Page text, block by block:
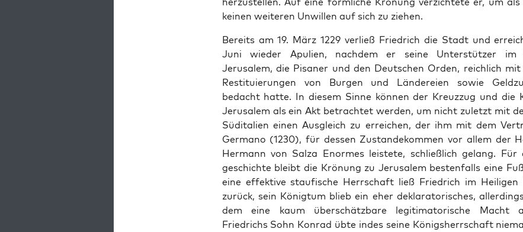
keinen weit­eren Unwillen auf sich zu ziehen.
Bere­its am 19. März 1229 ver­ließ Friedrich die Stadt und
Juni wieder Apulien, nach­dem er seine Unter­stützer im
Jerusalem, die Pisan­er und den Deutschen Orden, reich­lich mit
Resti­tu­ierun­gen von Bur­gen und Län­dereien sowie
bedacht hat­te. In diesem Sinne kön­nen der Kreuz­zug und die
Jerusalem als ein Akt betra­chtet wer­den, um nicht zulet­zt mit
Südi­tal­ien einen Aus­gle­ich zu erre­ichen, der ihm mit dem
Ger­mano (1230), für dessen Zus­tandekom­men vor allem der
Her­mann von Salza Enormes leis­tete, schließlich gelang. Für
geschichte bleibt die Krö­nung zu Jerusalem besten­falls eine
eine effek­tive stau­fis­che Herrschaft ließ Friedrich im Heili­gen
zurück, sein König­tum blieb ein eher deklara­torisches,
dem eine kaum über­schätzbare legit­i­ma­torische Macht
Friedrichs Sohn Kon­rad übte indes seine Königsh­errschaft